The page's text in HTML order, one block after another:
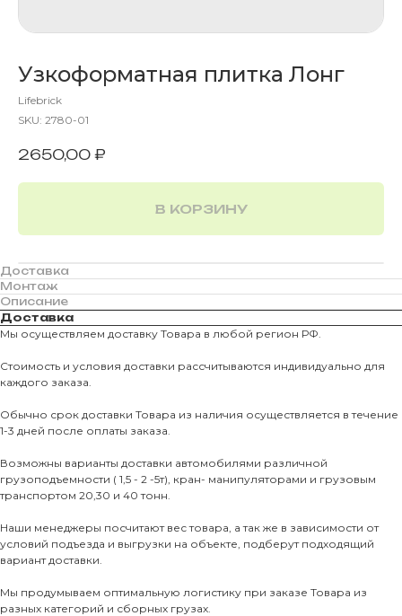
Узкоформатная плитка Лонг
Lifebrick
SKU: 2780-01
2650,00 ₽
В КОРЗИНУ
Доставка
Монтаж
Описание
Доставка
Мы осуществляем доставку Товара в любой регион РФ.
Стоимость и условия доставки рассчитываются индивидуально для
каждого заказа.
Обычно срок доставки Товара из наличия осуществляется в течение
1-3 дней после оплаты заказа.
Возможны варианты доставки автомобилями различной
грузоподъемности ( 1,5 - 2 -5т), кран- манипуляторами и грузовым
транспортом 20,30 и 40 тонн.
Наши менеджеры посчитают вес товара, а так же в зависимости от
условий подъезда и выгрузки на объекте, подберут подходящий
вариант доставки.
Мы продумываем оптимальную логистику при заказе Товара из
разных категорий и сборных грузах.